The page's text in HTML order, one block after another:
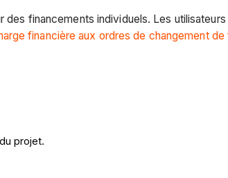
financements individuels. Les
financière aux ordres de changement
projet.